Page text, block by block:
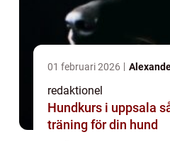
01 februari 2026
redaktionel
Hundkurs i uppsala så väljer du rätt
träning för din hund